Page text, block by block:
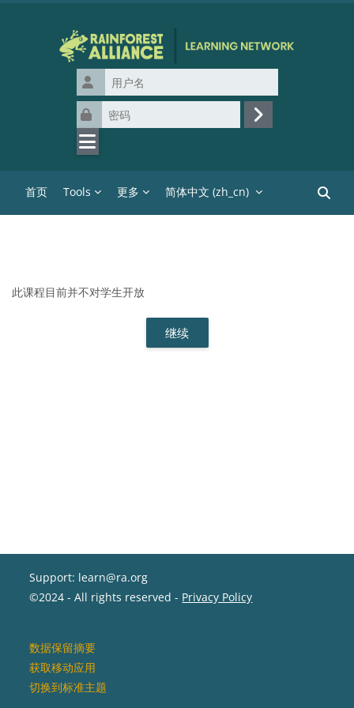
用户名
密码
登录
首页 Tools 更多 简体中文 ‎(zh_cn)‎
搜索课
此课程目前并不对学生开放
继续
Support: learn@ra.org
©2024 - All rights reserved - Privacy Policy
‎数据保留摘要‎
获取移动应用
切换到标准主题